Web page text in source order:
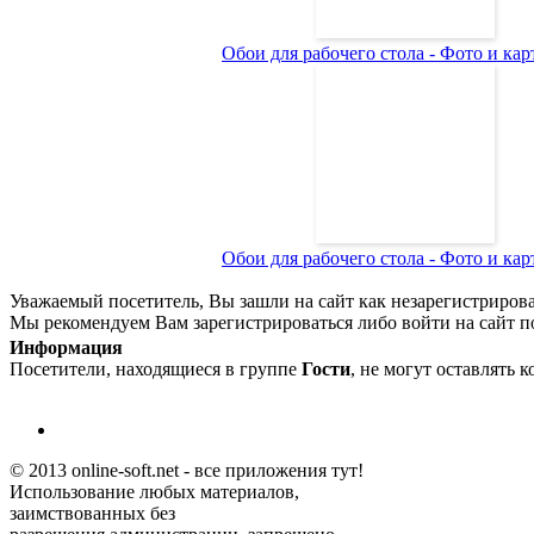
Обои для рабочего стола - Фото и
Обои для рабочего стола - Фото и
Уважаемый посетитель, Вы зашли на сайт как
Мы рекомендуем Вам зарегистрироваться либо войти на сайт
Информация
Посетители, находящиеся в группе Гости, не могут оставлять
© 2013 online-soft.net - все приложения тут!
Использование любых материалов,
заимствованных без